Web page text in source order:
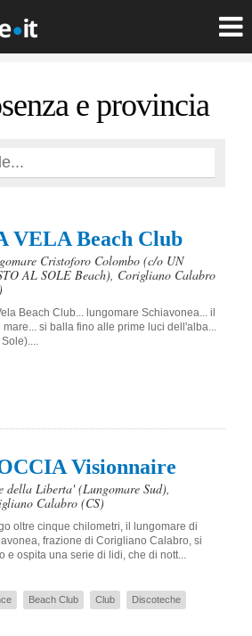
e provincia
VELA Beach Club
Cristoforo Colombo (c/o UN
AL SOLE Beach), Corigliano Calabro
Beach Club... lungomare Schiavonea... il
si balla fino alle prime luci dell'alba...
Visionnaire
della Liberta' (Lungomare Sud),
Calabro (CS)
oltre cinque chilometri, il lungomare di
frazione di Corigliano Calabro, si
e ospita una serie di lidi, che di nott...
Beach Club Club Discoteche